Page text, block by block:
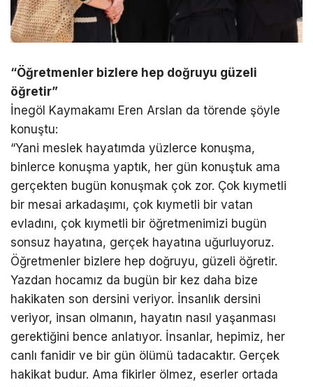
“Öğretmenler bizlere hep doğruyu güzeli
öğretir”
İnegöl Kaymakamı Eren Arslan da törende şöyle
konuştu:
“Yani meslek hayatımda yüzlerce konuşma,
binlerce konuşma yaptık, her gün konuştuk ama
gerçekten bugün konuşmak çok zor. Çok kıymetli
bir mesai arkadaşımı, çok kıymetli bir vatan
evladını, çok kıymetli bir öğretmenimizi bugün
sonsuz hayatına, gerçek hayatına uğurluyoruz.
Öğretmenler bizlere hep doğruyu, güzeli öğretir.
Yazdan hocamız da bugün bir kez daha bize
hakikaten son dersini veriyor. İnsanlık dersini
veriyor, insan olmanın, hayatın nasıl yaşanması
gerektiğini bence anlatıyor. İnsanlar, hepimiz, her
canlı fanidir ve bir gün ölümü tadacaktır. Gerçek
hakikat budur. Ama fikirler ölmez, eserler ortada